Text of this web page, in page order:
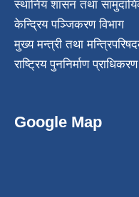
स्थानिय शासन तथा
केन्द्रिय पञ्जिकरण विभाग
मुख्य मन्त्री तथा
राष्ट्रिय पुननिर्माण प्राधिकरण
Google Map